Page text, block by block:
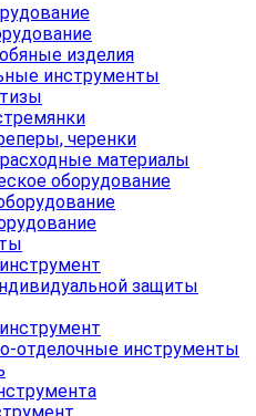
изделия
инструменты
черенки
материалы
оборудование
защиты
отделочные инструменты